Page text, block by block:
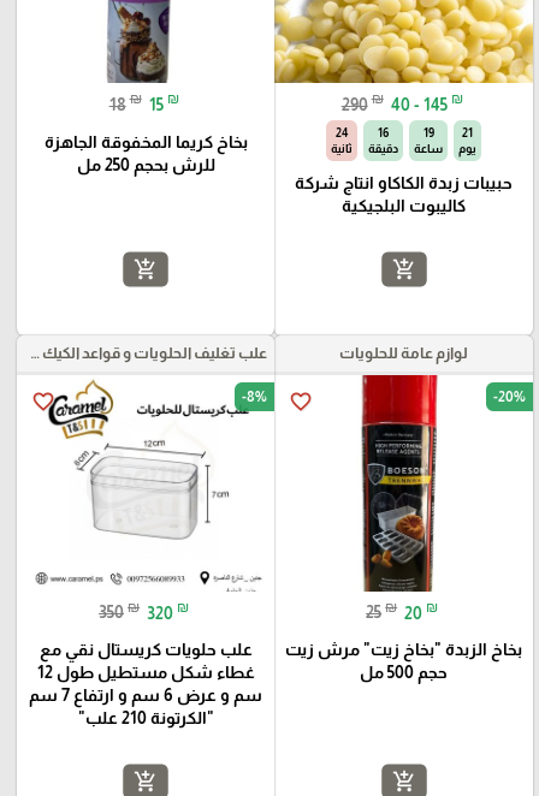
290 ₪ 40 - 145 ₪
21
يوم
19
ساعة
16
دقيقة
23
ثانية
حبيبات زبدة الكاكاو انتاج شركة
كاليبوت البلجيكية
add_shopping_cart
18 ₪ 15 ₪
بخاخ كريما المخفوقة الجاهزة
للرش بحجم 250 مل
add_shopping_cart
لوازم عامة للحلويات
favorite_border -20%
25 ₪ 20 ₪
بخاخ الزبدة "بخاخ زيت" مرش زيت
حجم 500 مل
add_shopping_cart
علب تغليف الحلويات و قواعد الكيك و علب بلاستيكية بأنواعها
favorite_border -8%
350 ₪ 320 ₪
علب حلويات كريستال نقي مع
غطاء شكل مستطيل طول 12
سم و عرض 6 سم و ارتفاع 7 سم
"الكرتونة 210 علب"
add_shopping_cart